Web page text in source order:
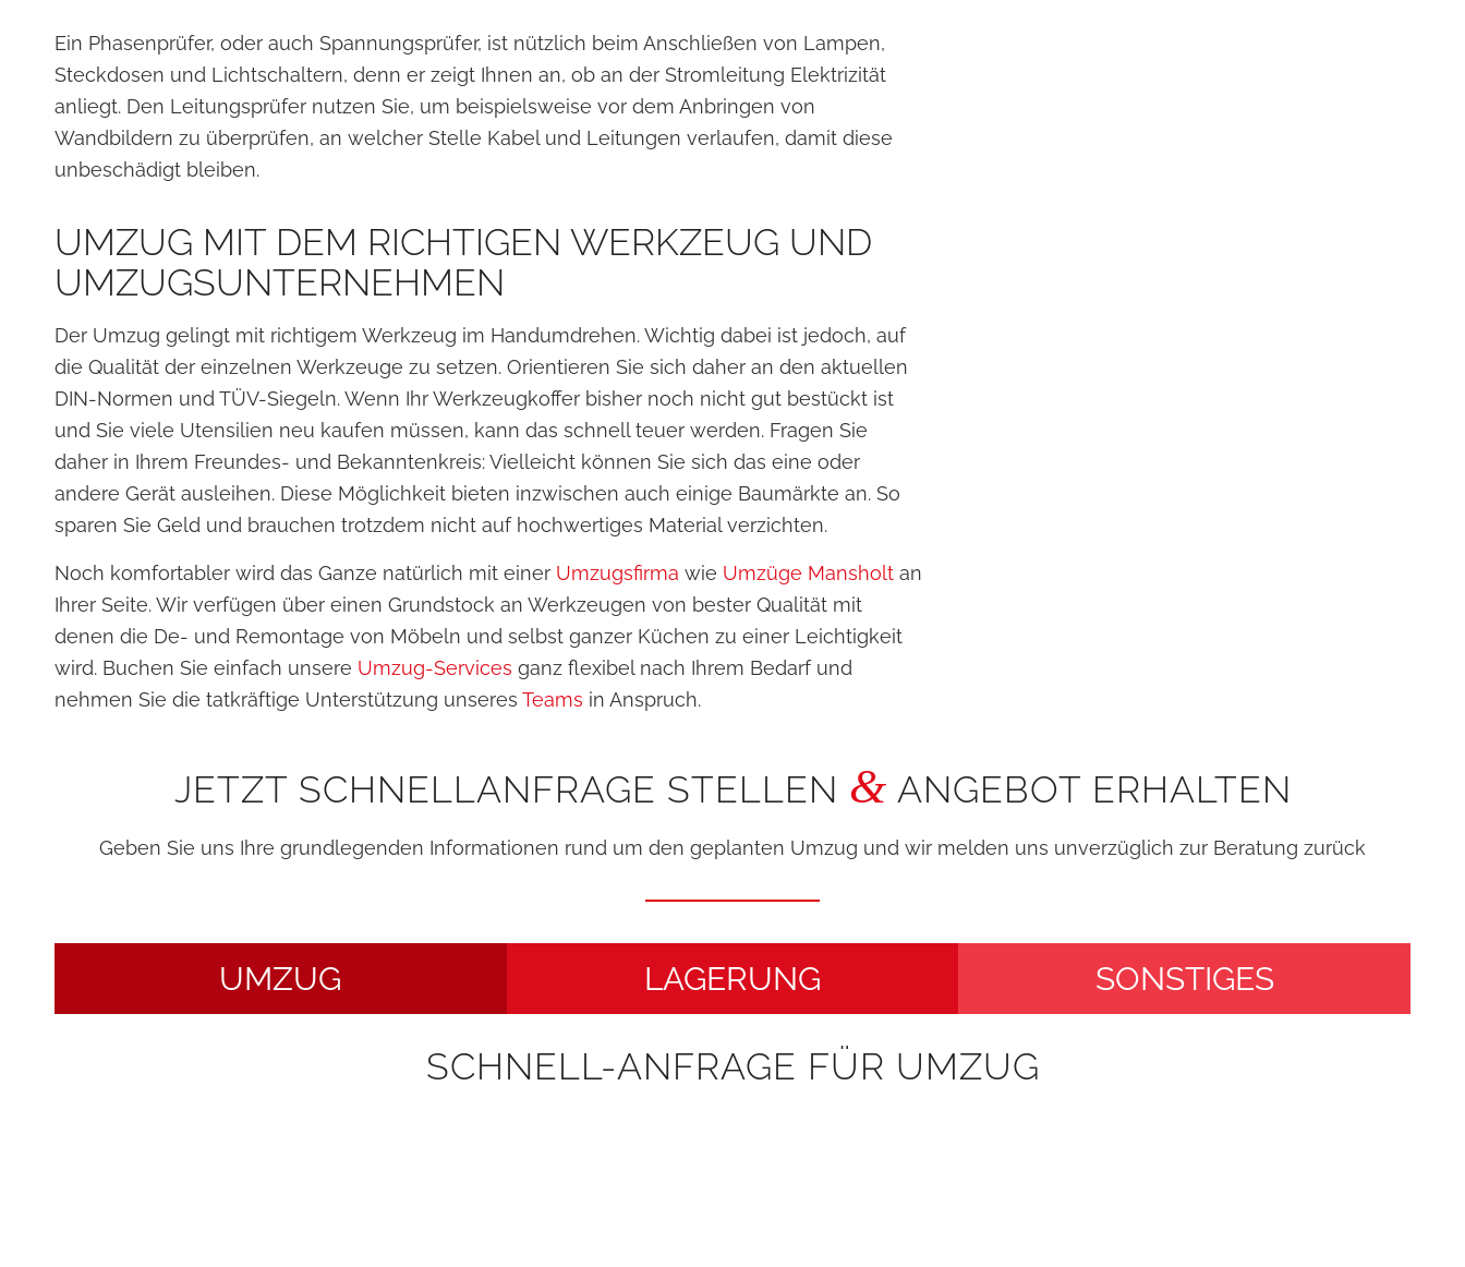
Ein Phasenprüfer, oder auch Spannungsprüfer, ist nützlich beim Anschließen von Lampen,
Steckdosen und Lichtschaltern, denn er zeigt Ihnen an, ob an der Stromleitung Elektrizität
anliegt. Den Leitungsprüfer nutzen Sie, um beispielsweise vor dem Anbringen von
Wandbildern zu überprüfen, an welcher Stelle Kabel und Leitungen verlaufen, damit diese
unbeschädigt bleiben.
UMZUG MIT DEM RICHTIGEN WERKZEUG UND
UMZUGSUNTERNEHMEN
Der Umzug gelingt mit richtigem Werkzeug im Handumdrehen. Wichtig dabei ist jedoch, auf
die Qualität der einzelnen Werkzeuge zu setzen. Orientieren Sie sich daher an den aktuellen
DIN-Normen und TÜV-Siegeln. Wenn Ihr Werkzeugkoffer bisher noch nicht gut bestückt ist
und Sie viele Utensilien neu kaufen müssen, kann das schnell teuer werden. Fragen Sie
daher in Ihrem Freundes- und Bekanntenkreis: Vielleicht können Sie sich das eine oder
andere Gerät ausleihen. Diese Möglichkeit bieten inzwischen auch einige Baumärkte an. So
sparen Sie Geld und brauchen trotzdem nicht auf hochwertiges Material verzichten.
Noch komfortabler wird das Ganze natürlich mit einer Umzugsfirma wie Umzüge Mansholt an
Ihrer Seite. Wir verfügen über einen Grundstock an Werkzeugen von bester Qualität mit
denen die De- und Remontage von Möbeln und selbst ganzer Küchen zu einer Leichtigkeit
wird. Buchen Sie einfach unsere Umzug-Services ganz flexibel nach Ihrem Bedarf und
nehmen Sie die tatkräftige Unterstützung unseres Teams in Anspruch.
JETZT SCHNELLANFRAGE STELLEN & ANGEBOT ERHALTEN
Geben Sie uns Ihre grundlegenden Informationen rund um den geplanten Umzug und wir melden uns unverzüglich zur Beratung zurück
UMZUG LAGERUNG SONSTIGES
SCHNELL-ANFRAGE FÜR UMZUG